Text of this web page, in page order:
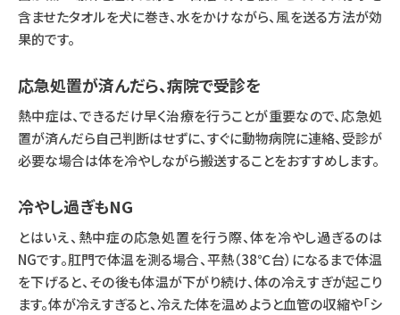
含ませたタオルを犬に巻き、水をかけながら、風を送る方法が効
果的です。
応急処置が済んだら、病院で受診を
熱中症は、できるだけ早く治療を行うことが重要なので、応急処
置が済んだら自己判断はせずに、すぐに動物病院に連絡、受診が
必要な場合は体を冷やしながら搬送することをおすすめします。
冷やし過ぎもNG
とはいえ、熱中症の応急処置を行う際、体を冷やし過ぎるのは
NGです。肛門で体温を測る場合、平熱（38℃台）になるまで体温
を下げると、その後も体温が下がり続け、体の冷えすぎが起こり
ます。体が冷えすぎると、冷えた体を温めようと血管の収縮や「シ